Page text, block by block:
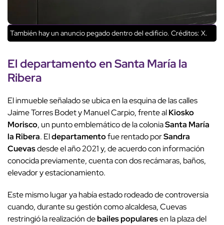
También hay un anuncio pegado dentro del edificio. Créditos: X.
EldepartamentoenSanta María la
Ribera
El inmueble señalado se ubica en la esquina de las calles
Jaime Torres Bodet y Manuel Carpio, frente alKiosko
Morisco, un punto emblemático de la coloniaSanta María
la Ribera. Eldepartamentofue rentado porSandra
Cuevasdesde el año 2021 y, de acuerdo con información
conocida previamente, cuenta con dos recámaras, baños,
elevador y estacionamiento.
Este mismo lugar ya había estado rodeado de controversia
cuando, durante su gestión como alcaldesa, Cuevas
restringió la realización debailes popularesen la plaza del